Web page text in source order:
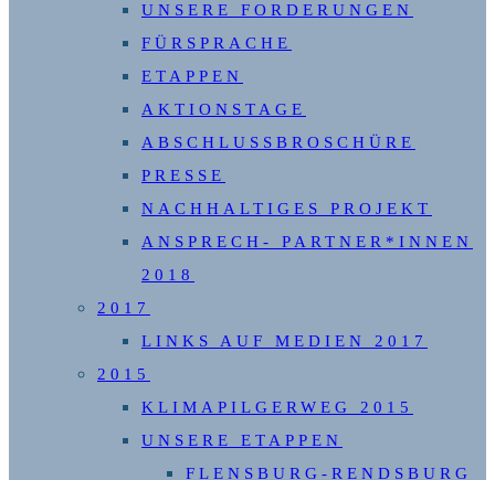
UNSERE FORDERUNGEN
FÜRSPRACHE
ETAPPEN
AKTIONSTAGE
ABSCHLUSSBROSCHÜRE
PRESSE
NACHHALTIGES PROJEKT
ANSPRECH- PARTNER*INNEN
2018
2017
LINKS AUF MEDIEN 2017
2015
KLIMAPILGERWEG 2015
UNSERE ETAPPEN
FLENSBURG-RENDSBURG